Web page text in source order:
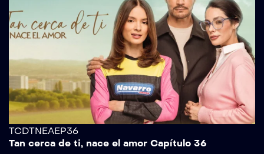
TCDTNEAEP36
Tan cerca de ti, nace el amor Capítulo 36